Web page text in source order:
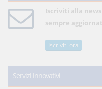
Iscriviti alla
sempre
Iscriviti ora
Servizi innovativi